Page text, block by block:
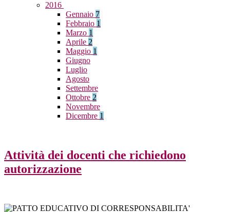
2016
Gennaio 7
Febbraio 1
Marzo 1
Aprile 2
Maggio 1
Giugno
Luglio
Agosto
Settembre
Ottobre 2
Novembre
Dicembre 1
Attività dei docenti che richiedono
autorizzazione